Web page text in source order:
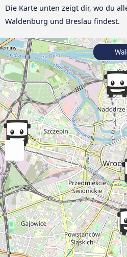
Die Karte unten zeigt dir, wo du
Waldenburg und Breslau findest.